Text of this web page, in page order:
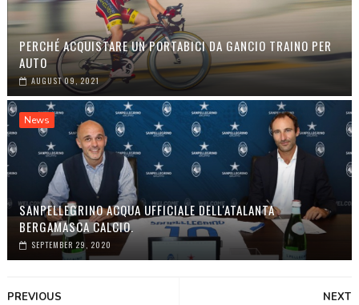
PERCHÉ ACQUISTARE UN PORTABICI DA GANCIO TRAINO PER
AUTO
AUGUST 09, 2021
News
SANPELLEGRINO ACQUA UFFICIALE DELL'ATALANTA
BERGAMASCA CALCIO.
SEPTEMBER 29, 2020
NEXT
PREVIOUS